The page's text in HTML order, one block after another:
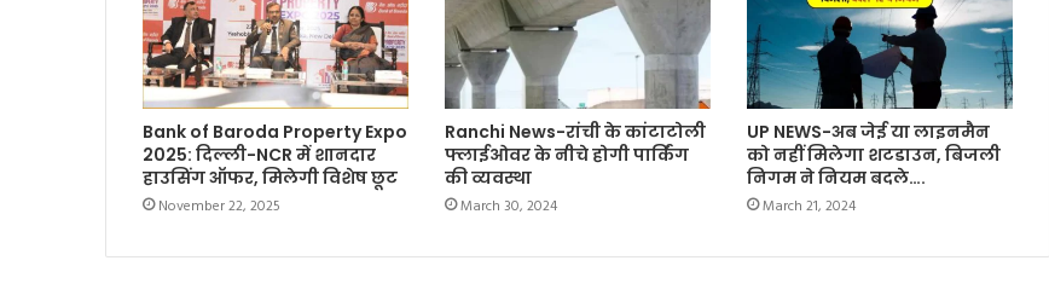
Bank of Baroda Property Expo
2025: दिल्ली-NCR में शानदार
हाउसिंग ऑफर, मिलेगी विशेष छूट
November 22, 2025
Ranchi News-रांची के कांटाटोली
फ्लाईओवर के नीचे होगी पार्किंग
की व्यवस्था
March 30, 2024
UP NEWS-अब जेई या लाइनमैन
को नहीं मिलेगा शटडाउन, बिजली
निगम ने नियम बदले….
March 21, 2024